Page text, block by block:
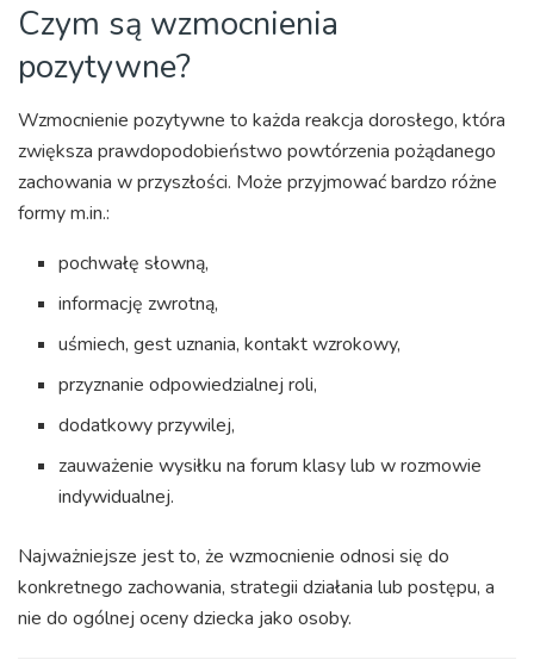
Czym są wzmocnienia
pozytywne?
Wzmocnienie pozytywne to każda reakcja dorosłego, która
zwiększa prawdopodobieństwo powtórzenia pożądanego
zachowania w przyszłości. Może przyjmować bardzo różne
formy m.in.:
pochwałę słowną,
informację zwrotną,
uśmiech, gest uznania, kontakt wzrokowy,
przyznanie odpowiedzialnej roli,
dodatkowy przywilej,
zauważenie wysiłku na forum klasy lub w rozmowie
indywidualnej.
Najważniejsze jest to, że wzmocnienie odnosi się do
konkretnego zachowania, strategii działania lub postępu, a
nie do ogólnej oceny dziecka jako osoby.